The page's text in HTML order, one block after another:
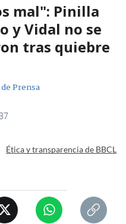
mal": Pinilla
y Vidal no se
tras quiebre
Prensa
Ética y transparencia de BBCL